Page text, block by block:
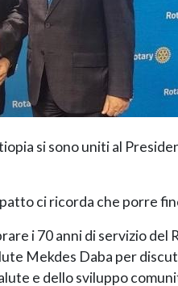
si sono uniti al
ci ricorda che porre
i 70 anni di servizio
Mekdes Daba per
e dello sviluppo